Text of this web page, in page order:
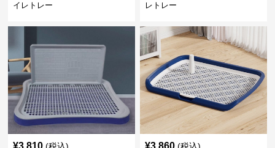
イレトレー
レトレー
¥3,810 ¥3,860